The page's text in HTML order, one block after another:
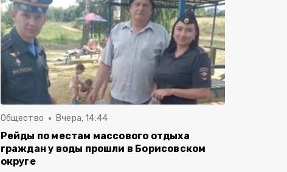
Общество Вчера, 14:44
Рейды по местам массового отдыха
граждан у воды прошли в Борисовском
округе